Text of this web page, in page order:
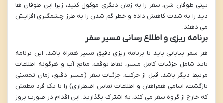
بینی طوفان شن، سفر را به زمان دیگری موکول کنید، زیرا این طوفان ها
دید را به شدت کاهش داده و خطر گم شدن را به طرز چشمگیری افزایش
می دهند.
برنامه ریزی و اطلاع رسانی مسیر سفر
هر سفر بیابانی باید با برنامه ریزی دقیق مسیر همراه باشد. این برنامه
باید شامل جزئیات کامل مسیر، نقاط توقف، منابع آب و هرگونه اطلاعات
مرتبط دیگر باشد. قبل از حرکت، جزئیات سفر (مسیر دقیق، زمان تخمینی
بازگشت، اسامی همراهان و اطلاعات تماس اضطراری) را با یک فرد مطمئن
که خارج از گروه سفر می کند، به اشتراک بگذارید. این اقدام در صورت بروز